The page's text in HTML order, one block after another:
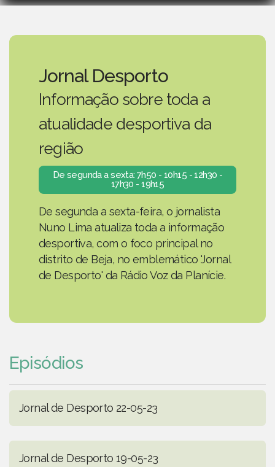
Jornal Desporto
Informação sobre toda a
atualidade desportiva da
região
De segunda a sexta: 7h50 - 10h15 - 12h30 -
17h30 - 19h15
De segunda a sexta-feira, o jornalista
Nuno Lima atualiza toda a informação
desportiva, com o foco principal no
distrito de Beja, no emblemático 'Jornal
de Desporto' da Rádio Voz da Planície.
Episódios
Jornal de Desporto 22-05-23
Jornal de Desporto 19-05-23